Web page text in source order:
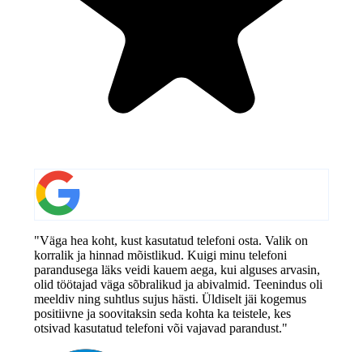
"Väga hea koht, kust kasutatud telefoni osta. Valik on
korralik ja hinnad mõistlikud. Kuigi minu telefoni
parandusega läks veidi kauem aega, kui alguses arvasin,
olid töötajad väga sõbralikud ja abivalmid. Teenindus oli
meeldiv ning suhtlus sujus hästi. Üldiselt jäi kogemus
positiivne ja soovitaksin seda kohta ka teistele, kes
otsivad kasutatud telefoni või vajavad parandust."